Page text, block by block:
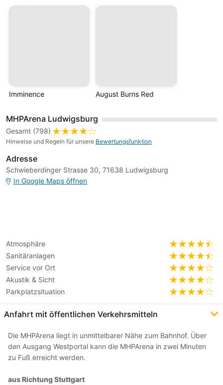
Imminence August Burns Red
MHPArena Ludwigsburg
Gesamt (798)
Hinweise und Regeln für unsere Bewertungsfunktion
Adresse
Schwieberdinger Strasse 30, 71638 Ludwigsburg
In Google Maps öffnen
Atmosphäre
Sanitäranlagen
Service vor Ort
Akustik & Sicht
Parkplatzsituation
Anfahrt mit öffentlichen Verkehrsmitteln
Die MHPArena liegt in unmittelbarer Nähe zum Bahnhof. Über
den Ausgang Westportal kann die MHPArena in zwei Minuten
zu Fuß erreicht werden.
aus Richtung Stuttgart